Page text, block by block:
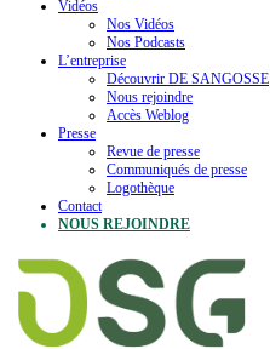
Vidéos
Nos Vidéos
Nos Podcasts
L’entreprise
Découvrir DE SANGOSSE
Nous rejoindre
Accès Weblog
Presse
Revue de presse
Communiqués de presse
Logothèque
Contact
NOUS REJOINDRE